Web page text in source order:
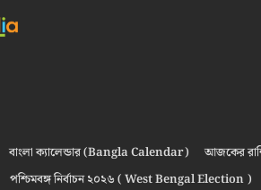
বাংলা ক্যালেন্ডার (Bangla Calendar) আজকের
পশ্চিমবঙ্গ নির্বাচন ২০২৬ ( West Bengal Election )